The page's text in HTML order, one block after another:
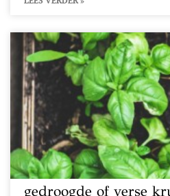
gedroogde of verse